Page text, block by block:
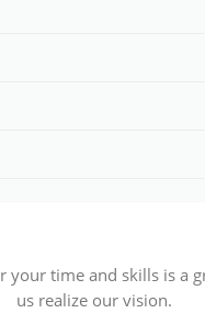
your time and skills is a
us realize our vision.